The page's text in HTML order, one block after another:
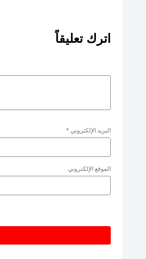
اترك تعليقاً
البريد الإلكتروني *
الموقع الإلكتروني